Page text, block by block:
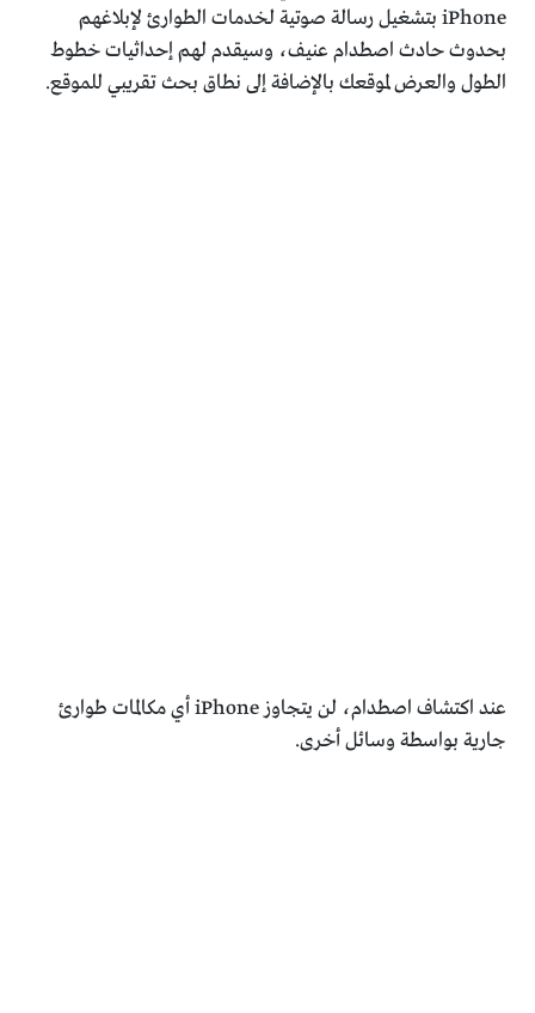
iPhone بتشغيل رسالة صوتية لخدمات الطوارئ لإبلاغهم
بحدوث حادث اصطدام عنيف، وسيقدم لهم إحداثيات خطوط
الطول والعرض لموقعك بالإضافة إلى نطاق بحث تقريبي للموقع.
عند اكتشاف اصطدام، لن يتجاوز iPhone أي مكالمات طوارئ
جارية بواسطة وسائل أخرى.